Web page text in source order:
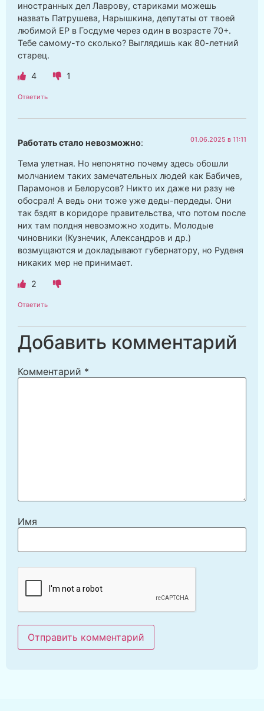
иностранных дел Лаврову, стариками можешь
назвать Патрушева, Нарышкина, депутаты от твоей
любимой ЕР в Госдуме через один в возрасте 70+.
Тебе самому-то сколько? Выглядишь как 80-летний
старец.
4 1
Ответить
Работать стало невозможно: 01.06.2025 в 11:11
Тема улетная. Но непонятно почему здесь обошли
молчанием таких замечательных людей как Бабичев,
Парамонов и Белорусов? Никто их даже ни разу не
обосрал! А ведь они тоже уже деды-пердеды. Они
так бздят в коридоре правительства, что потом после
них там полдня невозможно ходить. Молодые
чиновники (Кузнечик, Александров и др.)
возмущаются и докладывают губернатору, но Руденя
никаких мер не принимает.
2
Ответить
Добавить комментарий
Комментарий *
Имя